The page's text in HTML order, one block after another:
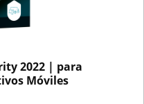
2022 | para
Móviles